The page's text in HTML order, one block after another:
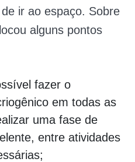
ir ao espaço. Sobre
alguns pontos
fazer o
em todas as
uma fase de
entre atividades